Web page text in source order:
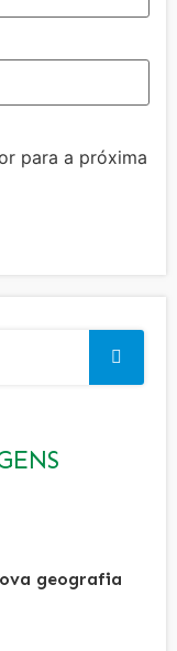
para a próxima
geografia